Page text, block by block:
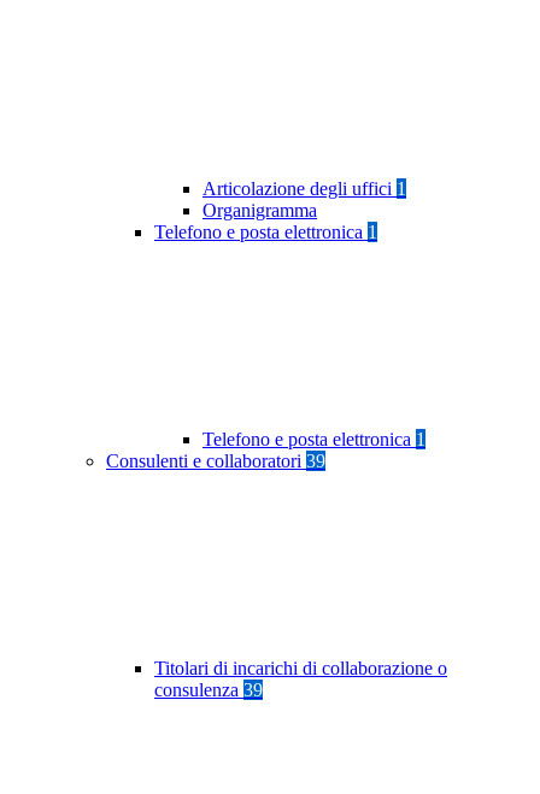
Articolazione degli uffici 1
Organigramma
Telefono e posta elettronica 1
Telefono e posta elettronica 1
Consulenti e collaboratori 39
Titolari di incarichi di collaborazione o
consulenza 39